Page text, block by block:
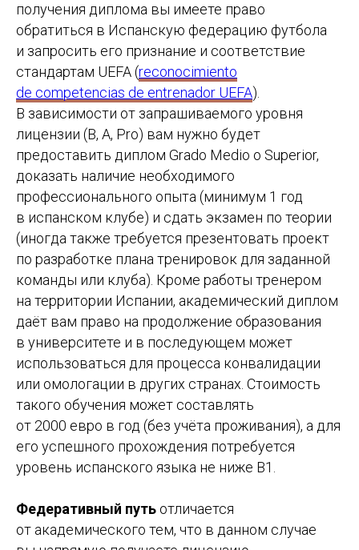
получения диплома вы имеете право
обратиться в Испанскую федерацию футбола
и запросить его признание и соответствие
стандартам UEFA (reconocimiento
de competencias de entrenador UEFA).
В зависимости от запрашиваемого уровня
лицензии (B, A, Pro) вам нужно будет
предоставить диплом Grado Medio o Superior,
доказать наличие необходимого
профессионального опыта (минимум 1 год
в испанском клубе) и сдать экзамен по теории
(иногда также требуется презентовать проект
по разработке плана тренировок для заданной
команды или клуба). Кроме работы тренером
на территории Испании, академический диплом
даёт вам право на продолжение образования
в университете и в последующем может
использоваться для процесса конвалидации
или омологации в других странах. Стоимость
такого обучения может составлять
от 2000 евро в год (без учёта проживания), а для
его успешного прохождения потребуется
уровень испанского языка не ниже B1.
Федеративный путь отличается
от академического тем, что в данном случае